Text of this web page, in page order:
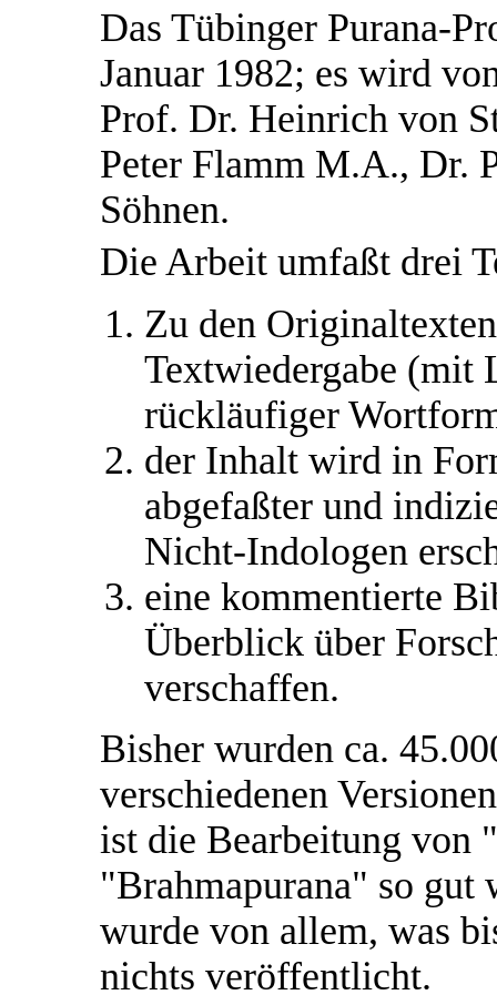
Das Tübinger Purana-
Januar 1982; es wird
Prof. Dr. Heinrich von
Peter Flamm M.A., Dr.
Söhnen.
Die Arbeit umfaßt drei
Zu den
Textwiedergabe (mit
rückläufiger
der Inhalt wird in
abgefaßter und
Nicht-Indologen
eine kommentierte
Überblick über
verschaffen.
Bisher wurden ca.
verschiedenen
ist die Bearbeitung von
"Brahmapurana" so gut
wurde von allem, was
nichts veröffentlicht.